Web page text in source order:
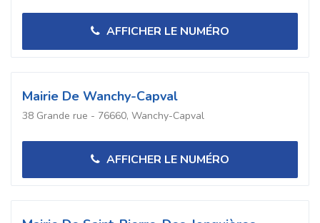
AFFICHER LE NUMÉRO
Mairie De Wanchy-Capval
38 Grande rue - 76660, Wanchy-Capval
AFFICHER LE NUMÉRO